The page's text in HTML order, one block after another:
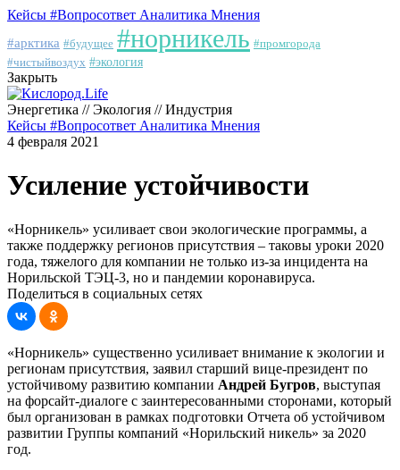
Кейсы #Вопросответ Аналитика Мнения
#арктика #будущее #норникель #промгорода
#чистыйвоздух #экология
Закрыть
Энергетика // Экология // Индустрия
Кейсы #Вопросответ Аналитика Мнения
4 февраля 2021
Усиление устойчивости
«Норникель» усиливает свои экологические программы, а
также поддержку регионов присутствия – таковы уроки 2020
года, тяжелого для компании не только из-за инцидента на
Норильской ТЭЦ-3, но и пандемии коронавируса.
Поделиться в социальных сетях
«Норникель» существенно усиливает внимание к экологии и
регионам присутствия, заявил старший вице-президент по
устойчивому развитию компании Андрей Бугров, выступая
на форсайт-диалоге с заинтересованными сторонами, который
был организован в рамках подготовки Отчета об устойчивом
развитии Группы компаний «Норильский никель» за 2020
год.